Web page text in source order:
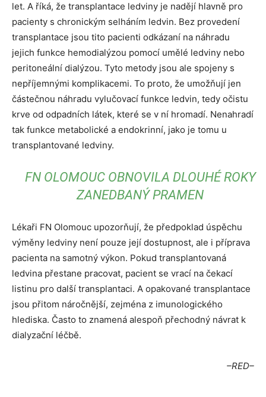
let. A říká, že transplantace ledviny je nadějí hlavně pro
pacienty s chronickým selháním ledvin. Bez provedení
transplantace jsou tito pacienti odkázaní na náhradu
jejich funkce hemodialýzou pomocí umělé ledviny nebo
peritoneální dialýzou. Tyto metody jsou ale spojeny s
nepříjemnými komplikacemi. To proto, že umožňují jen
částečnou náhradu vylučovací funkce ledvin, tedy očistu
krve od odpadních látek, které se v ní hromadí. Nenahradí
tak funkce metabolické a endokrinní, jako je tomu u
transplantované ledviny.
FN OLOMOUC OBNOVILA DLOUHÉ ROKY
ZANEDBANÝ PRAMEN
Lékaři FN Olomouc upozorňují, že předpoklad úspěchu
výměny ledviny není pouze její dostupnost, ale i příprava
pacienta na samotný výkon. Pokud transplantovaná
ledvina přestane pracovat, pacient se vrací na čekací
listinu pro další transplantaci. A opakované transplantace
jsou přitom náročnější, zejména z imunologického
hlediska. Často to znamená alespoň přechodný návrat k
dialyzační léčbě.
–RED–